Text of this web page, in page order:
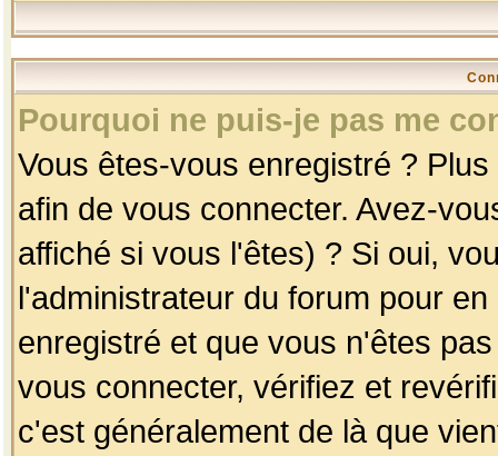
Pourquoi ne puis-je pas me
Vous êtes-vous enregistré ?
afin de vous connecter. Avez-
affiché si vous l'êtes) ? Si oui,
l'administrateur du forum pour
enregistré et que vous n'êtes
vous connecter, vérifiez et
c'est généralement de là que